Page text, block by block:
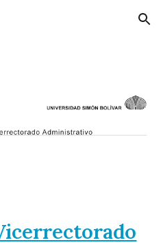
Skip to navigation